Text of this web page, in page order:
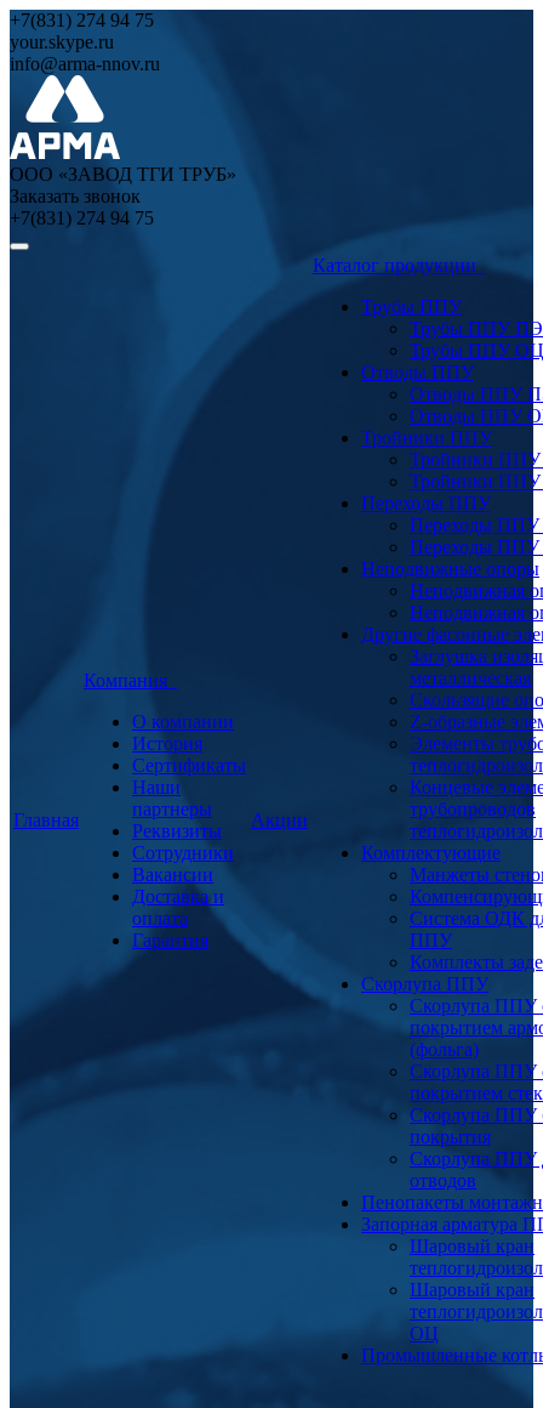
+7(831) 274 94 75
your.skype.ru
info@arma-nnov.ru
ООО «ЗАВОД ТГИ ТРУБ»
Заказать звонок
+7(831) 274 94 75
Главная
Компания
О компании
История
Сертификаты
Наши
партнеры
Реквизиты
Сотрудники
Вакансии
Доставка и
оплата
Гарантия
Акции
Каталог продукции
Трубы ППУ
Трубы ППУ ПЭ
Трубы ППУ ОЦ
Отводы ППУ
Отводы ППУ
Отводы ППУ
Тройники ППУ
Тройники
Тройники
Переходы ППУ
Переходы
Переходы
Неподвижные опоры
Неподвижная
Неподвижная
Другие фасонные
Заглушка
металлическая
Скользящие
Z-образные
Элементы
Концевые
трубопроводов
Комплектующие
Манжеты
Система ОДК
ППУ
Комплекты
Скорлупа ППУ
Скорлупа ППУ
покрытием
(фольга)
Скорлупа ППУ
покрытием
Скорлупа ППУ
покрытия
Скорлупа ППУ
отводов
Пенопакеты
Запорная арматура
Шаровый кран
Шаровый кран
ОЦ
Промышленные